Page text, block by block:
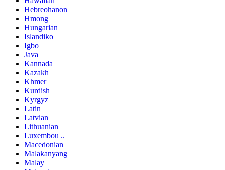
Hebreohanon
Hmong
Hungarian
Islandiko
Igbo
Java
Kannada
Kazakh
Khmer
Kurdish
Kyrgyz
Latin
Latvian
Lithuanian
Luxembou ..
Macedonian
Malakanyang
Malay